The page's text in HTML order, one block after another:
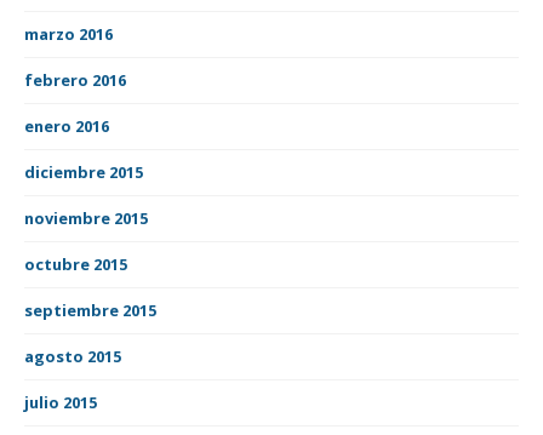
marzo 2016
febrero 2016
enero 2016
diciembre 2015
noviembre 2015
octubre 2015
septiembre 2015
agosto 2015
julio 2015